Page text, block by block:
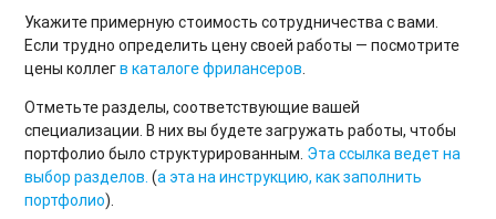
Укажите примерную стоимость сотрудничества с вами.
Если трудно определить цену своей работы — посмотрите
цены коллегв каталоге фрилансеров.
Отметьте разделы, соответствующие вашей
специализации. В них вы будете загружать работы, чтобы
портфолио было структурированным. Эта ссылка ведет на
выбор разделов. (а эта на инструкцию, как заполнить
портфолио).